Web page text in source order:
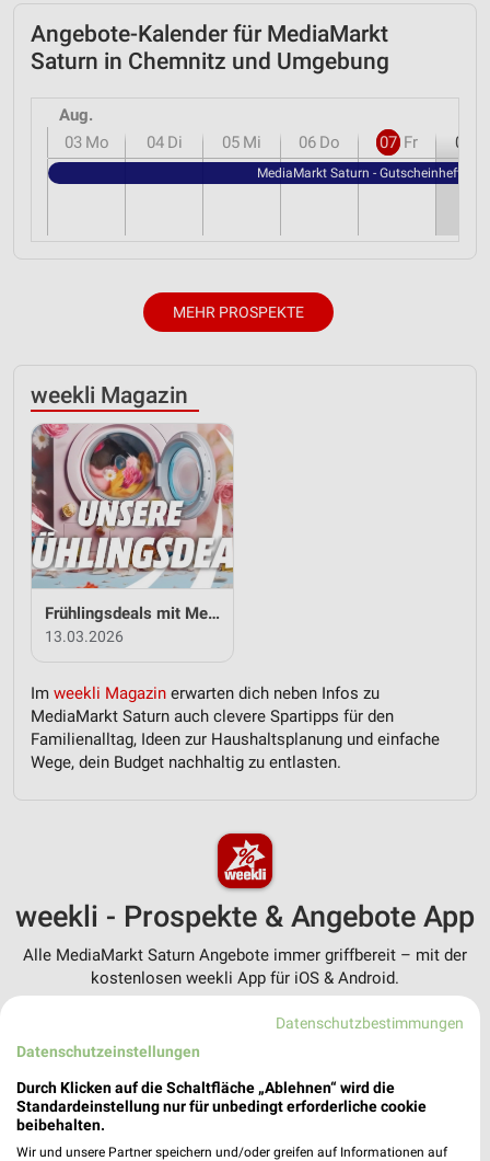
Angebote-Kalender für MediaMarkt
Saturn in Chemnitz und Umgebung
Aug.
03 Mo 04 Di 05 Mi 06 Do 07 Fr 08
MediaMarkt Saturn - Gutscheinheft
MEHR PROSPEKTE
weekli Magazin
Frühlingsdeals mit MediaMarkt Saturn
13.03.2026
Im weekli Magazin erwarten dich neben Infos zu
MediaMarkt Saturn auch clevere Spartipps für den
Familienalltag, Ideen zur Haushaltsplanung und einfache
Wege, dein Budget nachhaltig zu entlasten.
weekli - Prospekte & Angebote App
Alle MediaMarkt Saturn Angebote immer griffbereit – mit der
kostenlosen weekli App für iOS & Android.
Standortgenaue Angebote
✔Folge deinem Lieblingshändler
✔Einkaufsliste - Einkauf stressfrei planen
JETZT LADEN UND SPAREN!
Datenschutzbestimmungen
Datenschutzeinstellungen
Durch Klicken auf die Schaltfläche „Ablehnen“ wird die
Standardeinstellung nur für unbedingt erforderliche cookie
beibehalten.
Wir und unsere Partner speichern und/oder greifen auf Informationen auf